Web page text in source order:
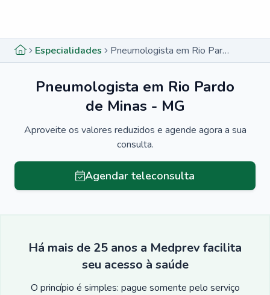
Especialidades Pneumologista em Rio Pardo de Minas - MG
Pneumologista em Rio Pardo
de Minas - MG
Aproveite os valores reduzidos e agende agora a sua
consulta.
Agendar teleconsulta
Há mais de 25 anos a Medprev facilita
seu acesso à saúde
O princípio é simples: pague somente pelo serviço